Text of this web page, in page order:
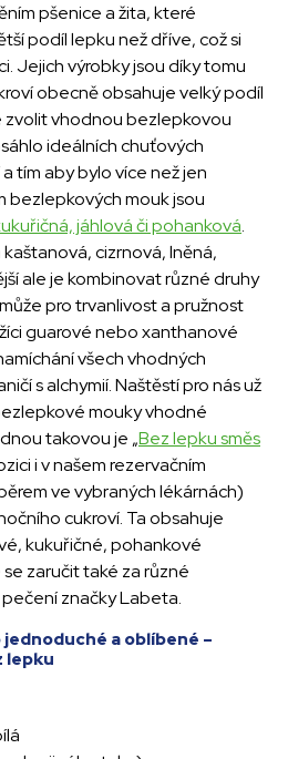
pšenice a žita, které
podíl lepku než dříve, což si
Jejich výrobky jsou díky tomu
obecně obsahuje velký podíl
zvolit vhodnou bezlepkovou
ideálních chuťových
tím aby bylo více než jen
bezlepkových mouk jsou
jáhlová či pohanková.
cizrnová, lněná,
ale je kombinovat různé druhy
pro trvanlivost a pružnost
guarové nebo xanthanové
všech vhodných
s alchymií. Naštěstí pro nás už
mouky vhodné
takovou je „Bez lepku směs
i v našem rezervačním
ve vybraných lékárnách)
cukroví. Ta obsahuje
kukuřičné, pohankové
zaručit také za různé
značky Labeta.
a oblíbené –
lepku